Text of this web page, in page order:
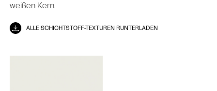
ALLE SCHICHTSTOFF-TEXTUREN RUNTERLADEN
weißen Kern.